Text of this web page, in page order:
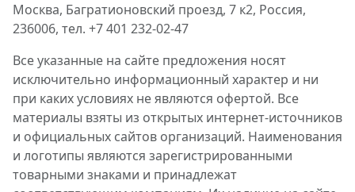
Москва, Багратионовский проезд, 7 к2, Россия,
236006, тел. +7 401 232-02-47
Все указанные на сайте предложения носят
исключительно информационный характер и ни
при каких условиях не являются офертой. Все
материалы взяты из открытых интернет-источников
и официальных сайтов организаций. Наименования
и логотипы являются зарегистрированными
товарными знаками и принадлежат